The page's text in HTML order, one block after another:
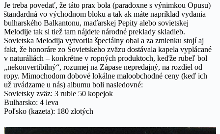
Je treba povedať, že táto prax bola (paradoxne s výnimkou Opusu)
štandardná vo východnom bloku a tak ak máte napríklad vydania
bulharského Balkantonu, maďarskej Pepity alebo sovietskej
Melodije tak si tiež tam nájdete národné preklady skladieb.
Sovietska Melodija vytvorila špeciálny obal a za zmienku stojí aj
fakt, že honoráre zo Sovietskeho zväzu dostávala kapela vyplácané
v naturáliách – konkrétne v ropných produktoch, keďže rubeľ bol
„nekonvertibilný“, rozumej na Zápase nepredajný, na rozdiel od
ropy. Mimochodom dobové lokálne maloobchodné ceny (keď ich
už uvádzame u nás) albumu boli nasledovné:
Sovietsky zväz: 3 ruble 50 kopejok
Bulharsko: 4 leva
Poľsko (kazeta): 180 zlotých